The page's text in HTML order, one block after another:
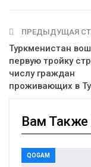
ПРЕДЫДУЩАЯ
Туркменистан
первую тройку
числу граждан
проживающих в
Вам Также
QOGAM